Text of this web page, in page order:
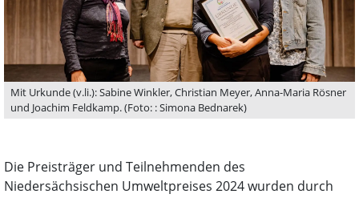
Mit Urkunde (v.li.): Sabine Winkler, Christian Meyer, Anna-Maria Rösner
und Joachim Feldkamp. (Foto: : Simona Bednarek)
Die Preisträger und Teilnehmenden des
Niedersächsischen Umweltpreises 2024 wurden durch